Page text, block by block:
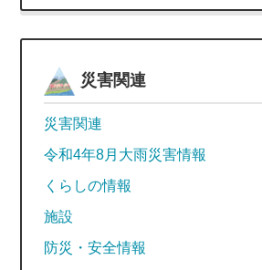
災害関連
災害関連
令和4年8月大雨災害情報
くらしの情報
施設
防災・安全情報